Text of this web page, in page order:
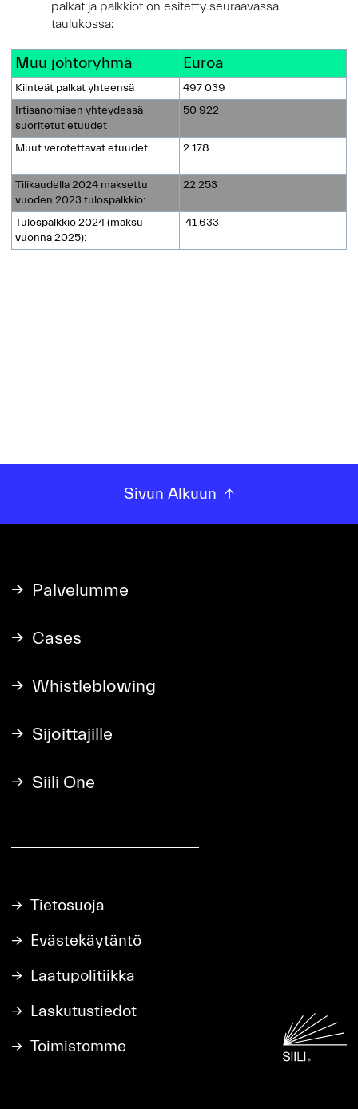
palkat ja palkkiot on esitetty seuraavassa
taulukossa:
Muu johtoryhmä Euroa
Kiinteät palkat yhteensä
497 039
Irtisanomisen yhteydessä
suoritetut etuudet
50 922
Muut verotettavat etuudet 2 178
Tilikaudella 2024 maksettu
vuoden 2023 tulospalkkio:
22 253
Tulospalkkio 2024 (maksu
vuonna 2025):
41 633
Sivun Alkuun
Palvelumme
Cases
Whistleblowing
Sijoittajille
Siili One
Tietosuoja
Evästekäytäntö
Laatupolitiikka
Laskutustiedot
Toimistomme